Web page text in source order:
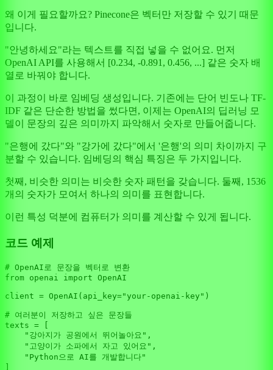
왜 이게 필요할까요? Pinecone은 벡터만 저장할 수 있기 때문
입니다.
"안녕하세요"라는 텍스트를 직접 넣을 수 없어요. 먼저
OpenAI API를 사용해서 [0.234, -0.891, 0.456, ...] 같은 숫자 배
열로 바꿔야 합니다.
이 과정이 바로 임베딩 생성입니다. 기존에는 단어 빈도나 TF-
IDF 같은 단순한 방법을 썼다면, 이제는 OpenAI의 딥러닝 모
델이 문장의 깊은 의미까지 파악해서 숫자로 만들어줍니다.
"은행에 갔다"와 "강가에 갔다"에서 '은행'의 의미 차이까지 구
분할 수 있습니다. 임베딩의 핵심 특징은 두 가지입니다.
첫째, 비슷한 의미는 비슷한 숫자 패턴을 갖습니다. 둘째, 1536
개의 숫자가 모여서 하나의 의미를 표현합니다.
이런 특성 덕분에 컴퓨터가 의미를 계산할 수 있게 됩니다.
코드 예제
# OpenAI로 문장을 벡터로 변환
from openai import OpenAI
client = OpenAI(api_key="your-openai-key" )
# 여러분이 저장하고 싶은 문장들
texts = [
"강아지가 공원에서 뛰어놀아요" ,
"고양이가 소파에서 자고 있어요" ,
"Python으로 AI를 개발합니다"